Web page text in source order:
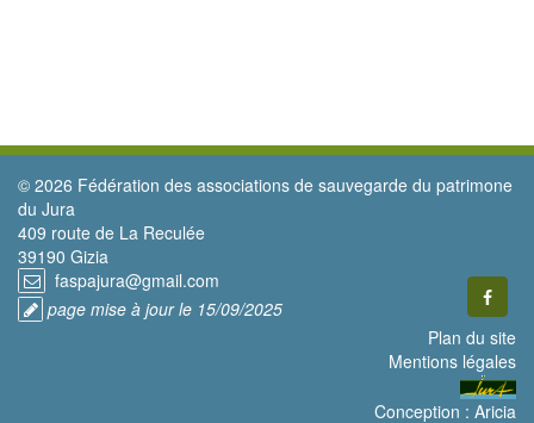
© 2026 Fédération des associations de sauvegarde du patrimone
du Jura
409 route de La Reculée
39190 Gizia
faspajura@gmail.com
page mise à jour le 15/09/2025
Plan du site
Mentions légales
Conception : Aricia